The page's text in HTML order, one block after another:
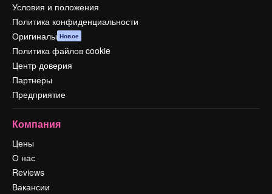
Условия и положения
Политика конфиденциальности
Оригиналы Новое
Политика файлов cookie
Центр доверия
Партнеры
Предприятие
Компания
Цены
О нас
Reviews
Вакансии